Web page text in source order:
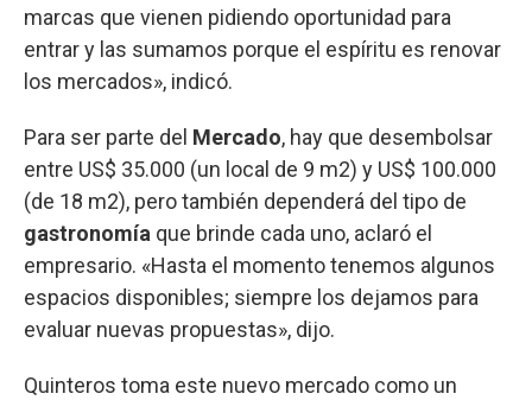
marcas que vienen pidiendo oportunidad para
entrar y las sumamos porque el espíritu es renovar
los mercados», indicó.
Para ser parte del Mercado, hay que desembolsar
entre US$ 35.000 (un local de 9 m2) y US$ 100.000
(de 18 m2), pero también dependerá del tipo de
gastronomía que brinde cada uno, aclaró el
empresario. «Hasta el momento tenemos algunos
espacios disponibles; siempre los dejamos para
evaluar nuevas propuestas», dijo.
Quinteros toma este nuevo mercado como un